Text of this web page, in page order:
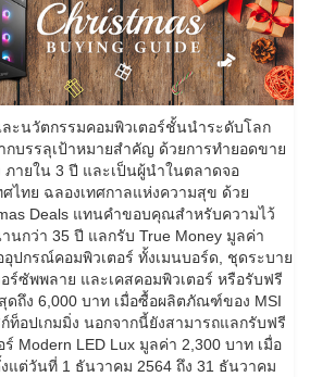
ะนวัตกรรมคอมพิวเตอร์ชั้นนำระดับโลก
กบรรลุเป้าหมายสำคัญ ด้วยการทำยอดขาย
ภายใน 3 ปี และเป็นผู้นำในตลาดจอ
ศไทย ฉลองเทศกาลแห่งความสุข ด้วย
Deals แทนคำขอบคุณสำหรับความไว้
นกว่า 35 ปี แลกรับ True Money มูลค่า
ปกรณ์คอมพิวเตอร์ ทั้งเมนบอร์ด, ชุดระบาย
ร์ซัพพลาย และเคสคอมพิวเตอร์ หรือรับฟรี
ดถึง 6,000 บาท เมื่อซื้อผลิตภัณฑ์ของ MSI
ท็อปเกมมิ่ง นอกจากนี้ยังสามารถแลกรับฟรี
Modern LED Lux มูลค่า 2,300 บาท เมื่อ
แต่วันที่ 1 ธันวาคม 2564 ถึง 31 ธันวาคม